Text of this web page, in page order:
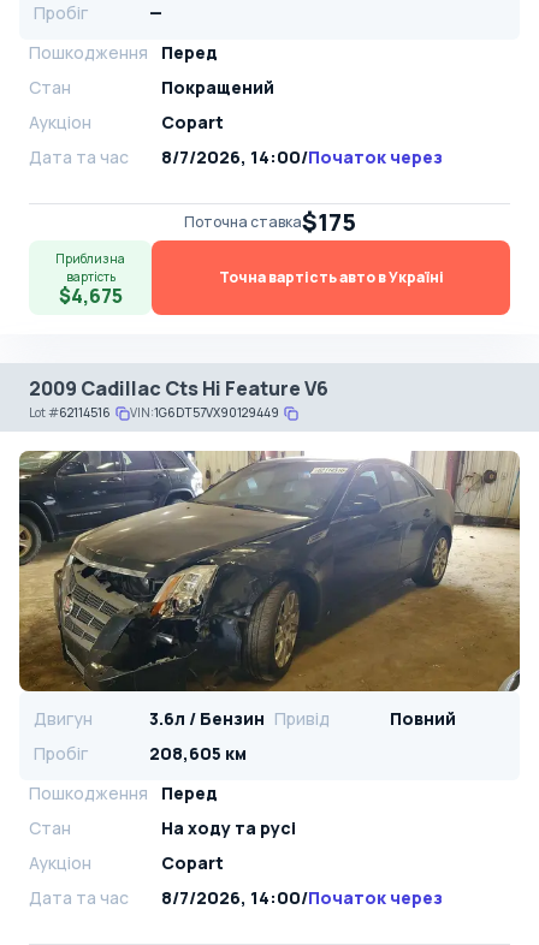
Пробіг
—
Пошкодження
Перед
Стан
Покращений
Аукціон
Copart
Дата та час
8/7/2026, 14:00/Початок через
Поточна ставка$175
Приблизна
вартість
$4,675
Точна вартість авто в Україні
2009 Cadillac Cts Hi Feature V6
Lot#62114516 VIN:1G6DT57VX90129449
Двигун 3.6л / Бензин Привід
Повний
Пробіг
208,605 км
Пошкодження
Перед
Стан
На ​​ходу та русі
Аукціон
Copart
Дата та час
8/7/2026, 14:00/Початок через